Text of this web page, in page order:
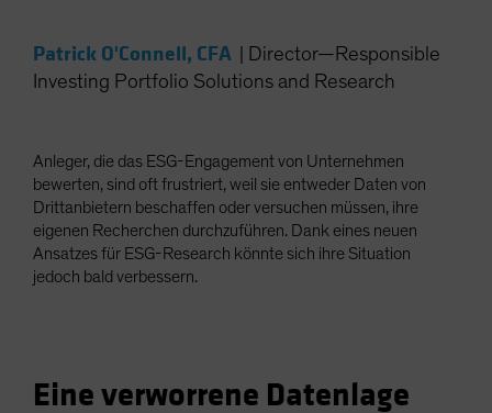
Patrick O'Connell, CFA
Director—Responsible
Investing Portfolio Solutions and Research
Anleger, die das ESG-Engagement von Unternehmen
bewerten, sind oft frustriert, weil sie entweder Daten von
Drittanbietern beschaffen oder versuchen müssen, ihre
eigenen Recherchen durchzuführen. Dank eines neuen
Ansatzes für ESG-Research könnte sich ihre Situation
jedoch bald verbessern.
Eine verworrene Datenlage